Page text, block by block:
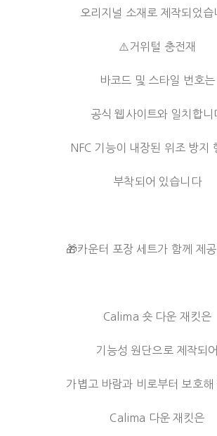
오리지널 소재로 제작되었습
⚠️거위털 충전재
바코드 및 스타일 번호는
공식 웹사이트와 일치합니
NFC 기능이 내장된 위조 방지
부착되어 있습니다
🎁카운터 포장 세트가 함께 제
Calima 숏 다운 재킷은
기능성 원단으로 제작되어
가볍고 바람과 비로부터 보호해
Calima 다운 재킷은